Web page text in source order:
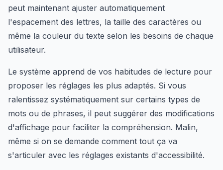
peut maintenant ajuster automatiquement
l'espacement des lettres, la taille des caractères ou
même la couleur du texte selon les besoins de chaque
utilisateur.
Le système apprend de vos habitudes de lecture pour
proposer les réglages les plus adaptés. Si vous
ralentissez systématiquement sur certains types de
mots ou de phrases, il peut suggérer des modifications
d'affichage pour faciliter la compréhension. Malin,
même si on se demande comment tout ça va
s'articuler avec les réglages existants d'accessibilité.